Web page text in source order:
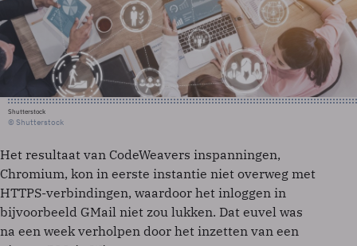
Shutterstock
© Shutterstock
Het resultaat van CodeWeavers inspanningen,
Chromium, kon in eerste instantie niet overweg met
HTTPS-verbindingen, waardoor het inloggen in
bijvoorbeeld GMail niet zou lukken. Dat euvel was
na een week verholpen door het inzetten van een